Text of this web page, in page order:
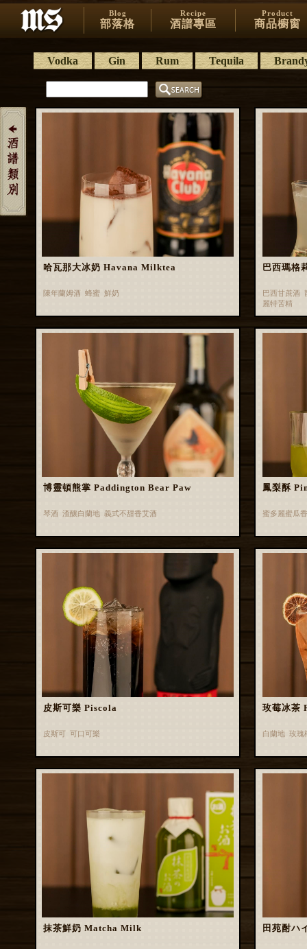
Blog
部落格
Recipe
酒譜專區
Product
商品櫥窗
Vodka Gin Rum Tequila
哈瓦那大冰奶 Havana Milktea
陳年蘭姆酒 蜂蜜 鮮奶
巴西瑪
巴西甘蔗酒
麗特苦精
博靈頓熊掌 Paddington Bear Paw
琴酒 渣釀白蘭地 義式不甜香艾酒
鳳梨酥
蜜多麗蜜瓜
皮斯可樂 Piscola
皮斯可 可口可樂
玫莓冰茶
白蘭地 玫瑰
抹茶鮮奶 Matcha Milk 田苑酎ハ